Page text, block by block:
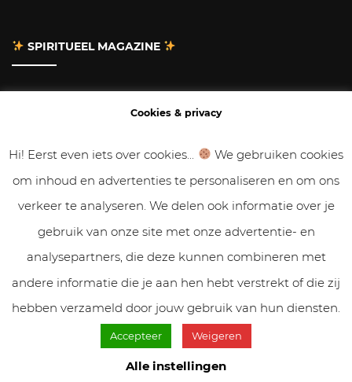
SPIRITUEEL MAGAZINE
Gastbloggen
Samenwerken
Cookies & Privacy
© VolleMaanKalender.nl 2019 - 2025 // NadiZoetebier.nl //
Cookiebeleid & privacy
Cookies & privacy
Hi! Eerst even iets over cookies...
We gebruiken cookies
om inhoud en advertenties te personaliseren en om ons
verkeer te analyseren. We delen ook informatie over je
gebruik van onze site met onze advertentie- en
analysepartners, die deze kunnen combineren met
andere informatie die je aan hen hebt verstrekt of die zij
hebben verzameld door jouw gebruik van hun diensten.
Accepteer Weigeren
Alle instellingen